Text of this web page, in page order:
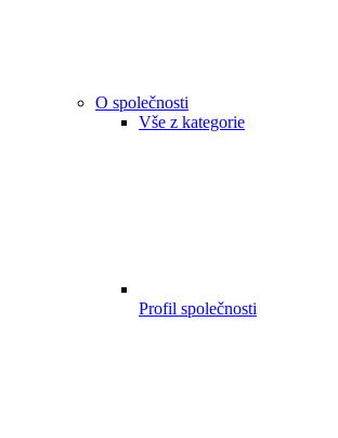
O společnosti
Vše z kategorie
Profil společnosti